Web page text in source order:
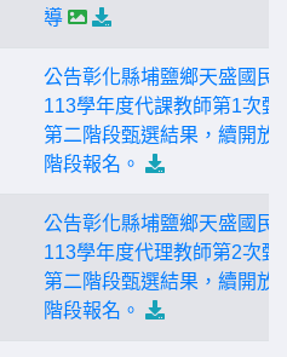
導
公告彰化縣埔鹽鄉天盛國民
113學年度代課教師第1次甄
第二階段甄選結果，續開放
階段報名。
公告彰化縣埔鹽鄉天盛國民
113學年度代理教師第2次甄
第二階段甄選結果，續開放
階段報名。